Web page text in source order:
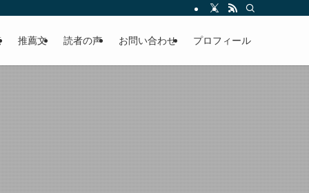
やかな話を「情報のミルフィーユ」にして提供中。800名超のメルマガ読
推薦文 読者の声 お問い合わせ プロフィール